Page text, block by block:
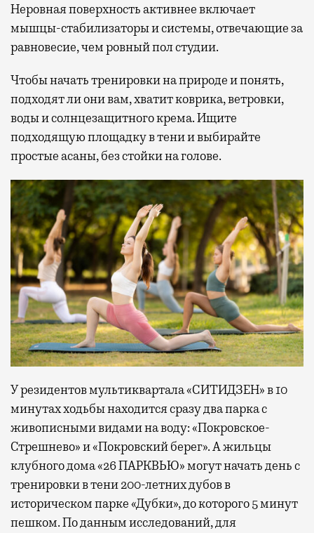
Неровная поверхность активнее включает
мышцы-стабилизаторы и системы, отвечающие за
равновесие, чем ровный пол студии.
Чтобы начать тренировки на природе и понять,
подходят ли они вам, хватит коврика, ветровки,
воды и солнцезащитного крема. Ищите
подходящую площадку в тени и выбирайте
простые асаны, без стойки на голове.
У резидентов мультиквартала «СИТИДЗЕН» в 10
минутах ходьбы находится сразу два парка с
живописными видами на воду: «Покровское-
Стрешнево» и «Покровский берег». А жильцы
клубного дома «26 ПАРКВЬЮ» могут начать день с
тренировки в тени 200-летних дубов в
историческом парке «Дубки», до которого 5 минут
пешком. По данным исследований, для